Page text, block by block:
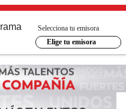
Selecciona tu emisora
Elige tu emisora